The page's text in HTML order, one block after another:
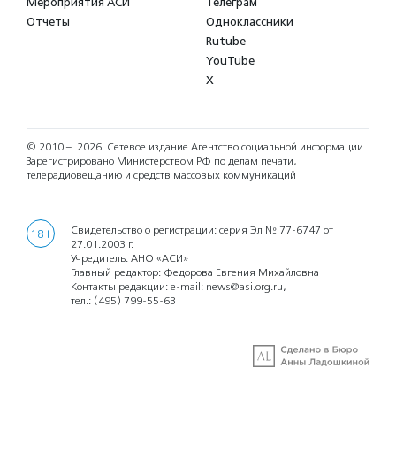
Отчеты
Одноклассники
Rutube
YouTube
X
© 2010 – 2026. Сетевое издание Агентство социальной информации
Зарегистрировано Министерством РФ по делам печати,
телерадиовещанию и средств массовых коммуникаций
18+
Свидетельство о регистрации: серия Эл № 77-6747 от
27.01.2003 г.
Учредитель: АНО «АСИ»
Главный редактор: Федорова Евгения Михайловна
Контакты редакции: e-mail: news@asi.org.ru,
тел.: (495) 799-55-63